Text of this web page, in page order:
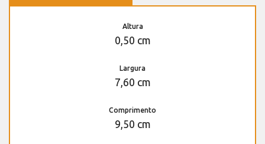
Altura
0,50 cm
Largura
7,60 cm
Comprimento
9,50 cm